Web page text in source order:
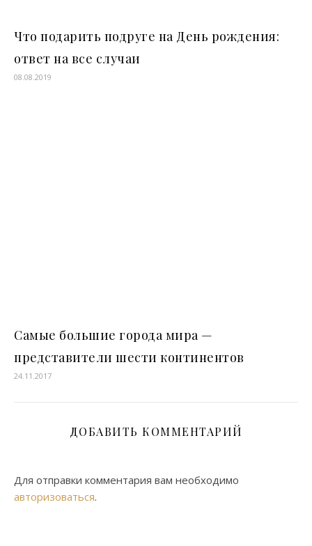
Что подарить подруге на День рождения:
ответ на все случаи
08.08.2019
Самые большие города мира —
представители шести континентов
24.11.2017
ДОБАВИТЬ КОММЕНТАРИЙ
Для отправки комментария вам необходимо
авторизоваться.